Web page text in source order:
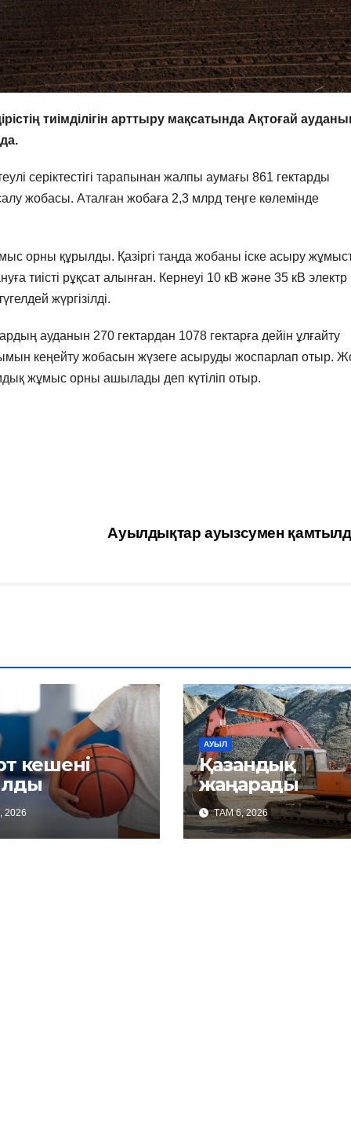
тиімділігін арттыру мақсатында Ақтоғай
серіктестігі тарапынан жалпы аумағы 861 гектарды
жобасы. Аталған жобаға 2,3 млрд теңге көлемінде
орны құрылды. Қазіргі таңда жобаны іске асыру
тиісті рұқсат алынған. Кернеуі 10 кВ және 35 кВ электр
жүргізілді.
ауданын 270 гектардан 1078 гектарға дейін ұлғайту
кеңейту жобасын жүзеге асыруды жоспарлап отыр.
жұмыс орны ашылады деп күтіліп отыр.
Ауылдықтар ауызсумен
кешені
2026
АУЫЛ
Қазандық
жаңарады
ТАМ 6, 2026